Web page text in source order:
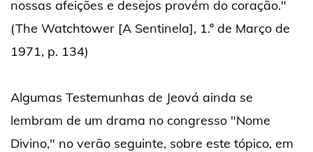
nossas afeições e desejos provém do coração."
(The Watchtower [A Sentinela], 1.º de Março de
1971, p. 134)
Algumas Testemunhas de Jeová ainda se
lembram de um drama no congresso "Nome
Divino," no verão seguinte, sobre este tópico, em